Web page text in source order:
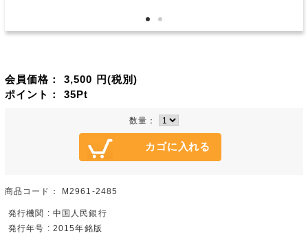
会員価格： 3,500 円(税別)
ポイント： 35Pt
数量：
商品コード： M2961-2485
発行機関 : 中国人民銀行
発行年号 : 2015年銘版